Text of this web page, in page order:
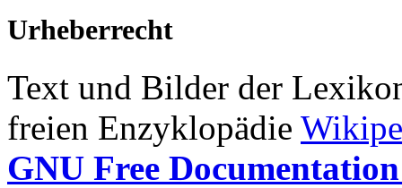
Urheberrecht
Text und Bilder der
freien Enzyklopädie
GNU Free